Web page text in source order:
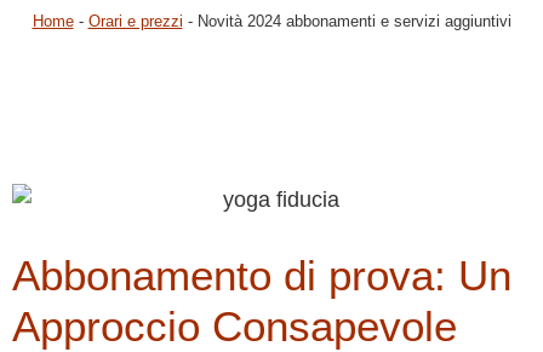
Home- Orari e prezzi - Novità 2024 abbonamenti e servizi aggiuntivi
Abbonamento di prova: Un
Approccio Consapevole